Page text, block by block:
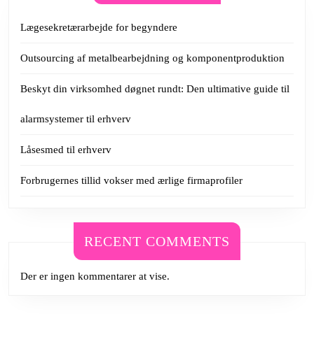
Lægesekretærarbejde for begyndere
Outsourcing af metalbearbejdning og komponentproduktion
Beskyt din virksomhed døgnet rundt: Den ultimative guide til
alarmsystemer til erhverv
Låsesmed til erhverv
Forbrugernes tillid vokser med ærlige firmaprofiler
RECENT COMMENTS
Der er ingen kommentarer at vise.